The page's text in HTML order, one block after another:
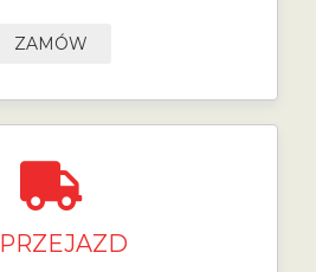
ZAMÓW
PRZEJAZD